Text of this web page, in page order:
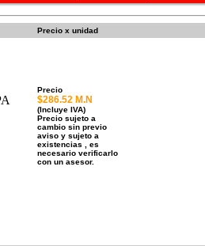
Precio x unidad
Precio
$286.52 M.N
(Incluye IVA)
Precio sujeto a
cambio sin previo
aviso y sujeto a
existencias , es
necesario verificarlo
con un asesor.